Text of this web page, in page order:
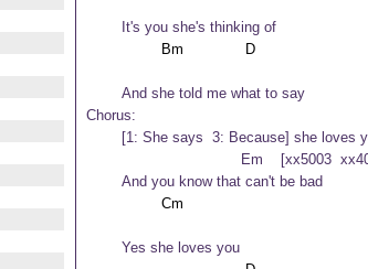
	It's you she's thinking of
	And she told me what to say
Chorus:
	And you know that can't be bad
	Yes she loves you